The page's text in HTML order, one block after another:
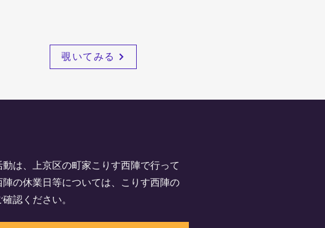
覗いてみる
は、上京区の町家こりす西陣で行って
の休業日等については、こりす西陣の
認ください。